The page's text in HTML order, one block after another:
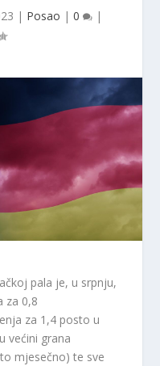
| Posao | 0 |
pala je, u srpnju,
za 0,8
za 1,4 posto u
većini grana
mjesečno) te sve